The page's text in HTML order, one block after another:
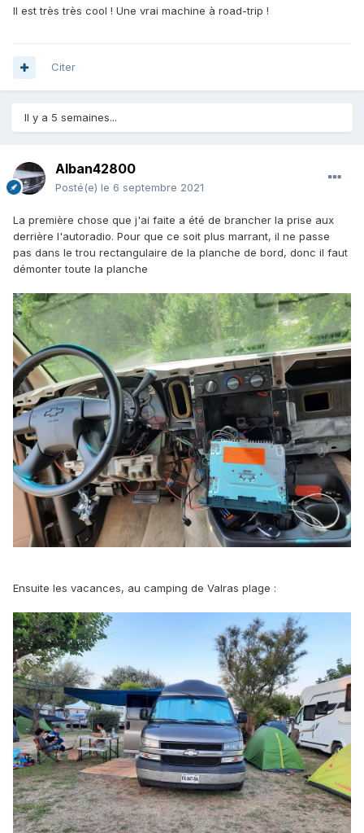
Il est très très cool ! Une vrai machine à road-trip !
Citer
Il y a 5 semaines...
Alban42800
Posté(e) le 6 septembre 2021
La première chose que j'ai faite a été de brancher la prise aux
derrière l'autoradio. Pour que ce soit plus marrant, il ne passe
pas dans le trou rectangulaire de la planche de bord, donc il faut
démonter toute la planche
Ensuite les vacances, au camping de Valras plage :